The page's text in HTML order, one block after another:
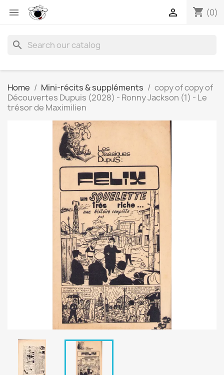
 shopping_cart (0)

search
Home Mini-récits & suppléments
copy of copy of
Découvertes Dupuis (2028) - Ronny Jackson (1) - Le
trésor de Maximilien